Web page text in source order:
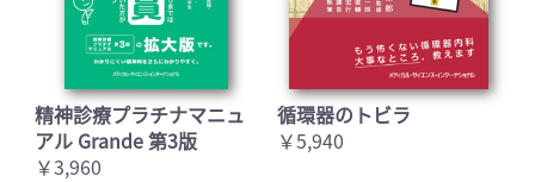
精神診療プラチナマニュ
アル Grande 第3版
￥3,960
循環器のトビラ
￥5,940